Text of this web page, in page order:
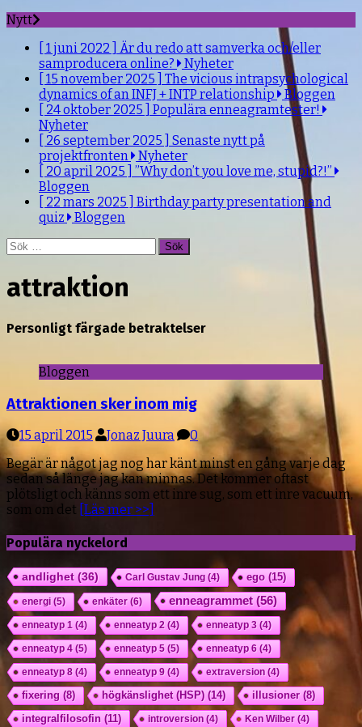
Nytt
[ 1 juni 2022 ] Är du redo att samverka och/eller
samproducera online?
Nyheter
[ 15 november 2025 ] The vicious intrapsychological
dynamics of an INFJ + INTP relationship
Bloggen
[ 24 oktober 2025 ] Populära enneagramtester!
Nyheter
[ 26 september 2025 ] Senaste nytt på
projektfronten
Nyheter
[ 20 april 2025 ] ”Why don’t you love me, stupid?!”
Bloggen
[ 22 mars 2025 ] Birthday party presentation and
quiz
Bloggen
Sök
efter:
attraktion
Personligt färgade betraktelser
Bloggen
Attraktionen sker inom mig
15 april 2015 Jonaz Juura
0
Begär är något jag nog har känt minst en gång varje dag
sedan så länge jag kan minnas. Det kommer oftast
plötsligt och känns som ett inre sug, som ett inre vacuum,
som om det [Läs mer >>]
Populära nyckelord
andlighet(36) Carl Gustav Jung(4) ego (15)
energi(5) enkäter(6) enneagrammet(56)
enneatyp 1(4) enneatyp 2(4) enneatyp 3(4)
enneatyp 4(5) enneatyp 5(5) enneatyp 6(4)
enneatyp 8(4) enneatyp 9(4) extraversion(4)
fixering(8) högkänslighet (HSP) (14) illusioner(8)
integralfilosofin (11) introversion(4) Ken Wilber(4)